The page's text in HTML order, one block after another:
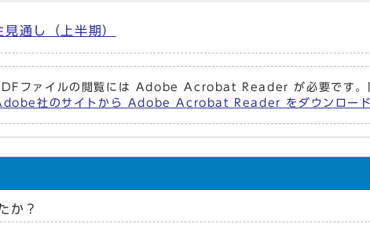
通し（上半期）
ファイルの閲覧には Adobe Acrobat Reader が必要です。
社のサイトから Adobe Acrobat Reader をダウンロード
か？